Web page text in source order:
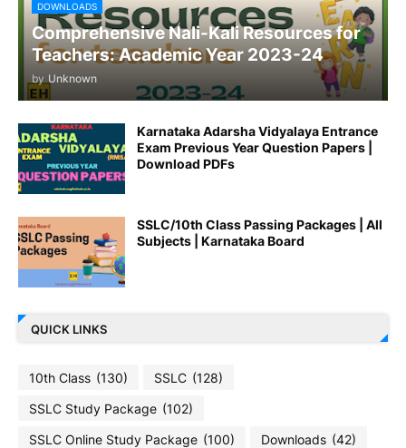
DOWNLOADS
Comprehensive Nali-Kali Resources for
Teachers: Academic Year 2023-24
by Unknown
Karnataka Adarsha Vidyalaya Entrance
Exam Previous Year Question Papers |
Download PDFs
SSLC/10th Class Passing Packages | All
Subjects | Karnataka Board
QUICK LINKS
10th Class (130) SSLC (128)
SSLC Study Package (102)
SSLC Online Study Package (100) Downloads (42)